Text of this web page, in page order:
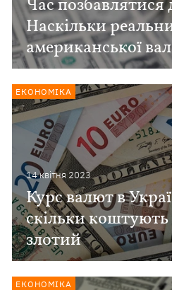
Час позбавлятися
Наскільки
американської
14 квiтня 2023
Курс валют в
скільки
злотий
ЕКОНОМІКА
ЕКОНОМІКА